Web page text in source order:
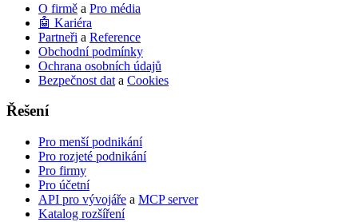
O firmě a Pro média
🤖 Kariéra
Partneři a Reference
Obchodní podmínky
Ochrana osobních údajů
Bezpečnost dat a Cookies
Řešení
Pro menší podnikání
Pro rozjeté podnikání
Pro firmy
Pro účetní
API pro vývojáře a MCP server
Katalog rozšíření